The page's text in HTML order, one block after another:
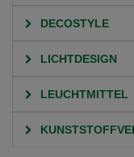
DECOSTYLE
LICHTDESIGN
LEUCHTMITTEL